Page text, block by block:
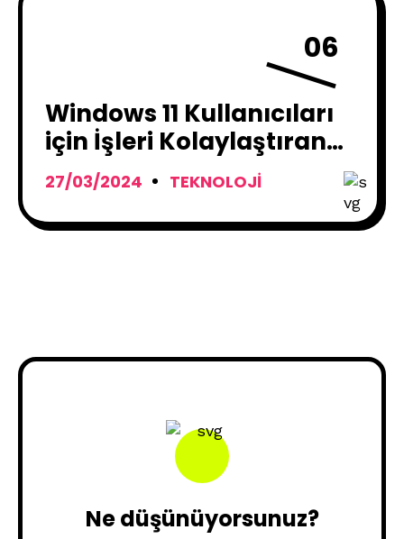
06
Windows 11 Kullanıcıları
için İşleri Kolaylaştıran
Microsoft Copilot: İşte
Tüm Detaylar
27/03/2024 TEKNOLOJI
Ne düşünüyorsunuz?